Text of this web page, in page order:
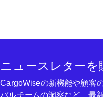
ニュースレターを
CargoWiseの新機能や顧客
バルチームの洞察など、最